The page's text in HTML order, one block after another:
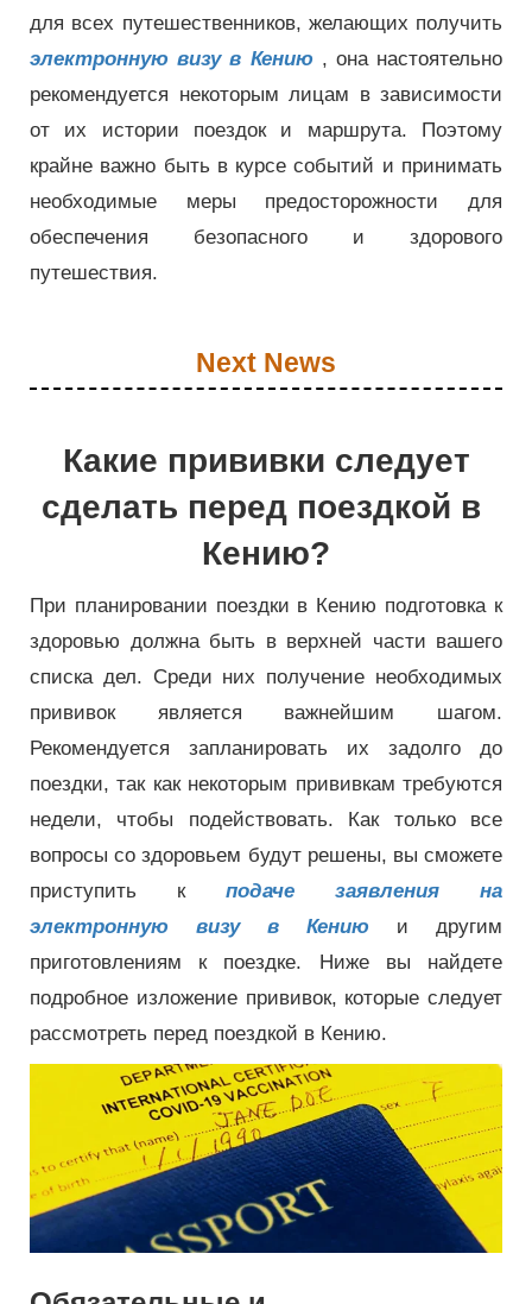
для всех путешественников, желающих получить
электронную визу в Кению, она настоятельно
рекомендуется некоторым лицам в зависимости
от их истории поездок и маршрута. Поэтому
крайне важно быть в курсе событий и принимать
необходимые меры предосторожности для
обеспечения безопасного и здорового
путешествия.
Next News
Какие прививки следует
сделать перед поездкой в ​​
Кению?
При планировании поездки в Кению подготовка к
здоровью должна быть в верхней части вашего
списка дел. Среди них получение необходимых
прививок является важнейшим шагом.
Рекомендуется запланировать их задолго до
поездки, так как некоторым прививкам требуются
недели, чтобы подействовать. Как только все
вопросы со здоровьем будут решены, вы сможете
приступить к подаче заявления на
электронную визу в Кению и другим
приготовлениям к поездке. Ниже вы найдете
подробное изложение прививок, которые следует
рассмотреть перед поездкой в ​​Кению.